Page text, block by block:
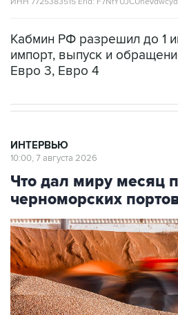
Кабмин РФ разрешил до 1
импорт, выпуск и
Евро 3, Евро 4
ИНТЕРВЬЮ
10:00, 7 августа 2026
Что дал миру месяц
черноморских